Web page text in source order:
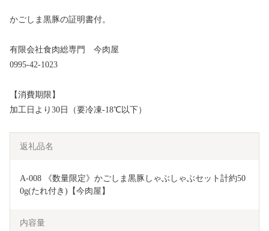
かごしま黒豚の証明書付。
有限会社食肉総専門 今肉屋
0995-42-1023
【消費期限】
加工日より30日（要冷凍-18℃以下）
返礼品名
A-008 《数量限定》かごしま黒豚しゃぶしゃぶセット計約50
0g(たれ付き)【今肉屋】
内容量